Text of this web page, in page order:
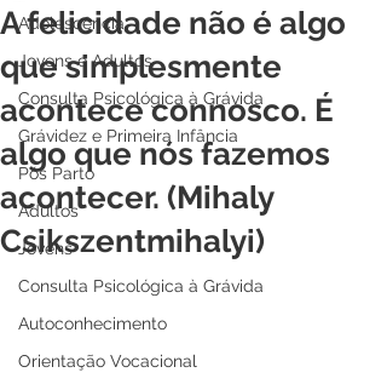
Adolescência
Jovens e Adultos
Consulta Psicológica à Grávida
Grávidez e Primeira Infância
Pós Parto
Adultos
Jovens
Consulta Psicológica à Grávida
Autoconhecimento
Orientação Vocacional
A felicidade não é algo
que simplesmente
acontece connosco. É
algo que nós fazemos
acontecer. (Mihaly
Csikszentmihalyi)